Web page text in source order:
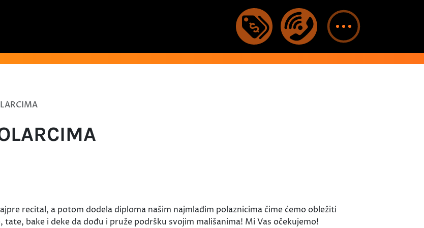
recital, a potom dodela diploma našim najmlađim polaznicima čime ćemo obležiti
bake i deke da dođu i pruže podršku svojim mališanima! Mi Vas očekujemo!